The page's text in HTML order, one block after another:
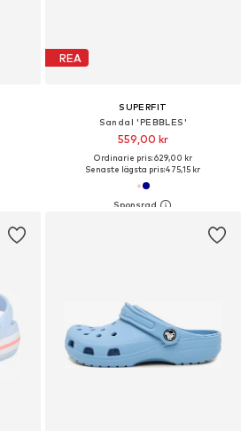
REA
SUPERFIT
Sandal 'PEBBLES'
559,00 kr
Ordinarie pris: 629,00 kr
Senaste lägsta pris:475,15 kr